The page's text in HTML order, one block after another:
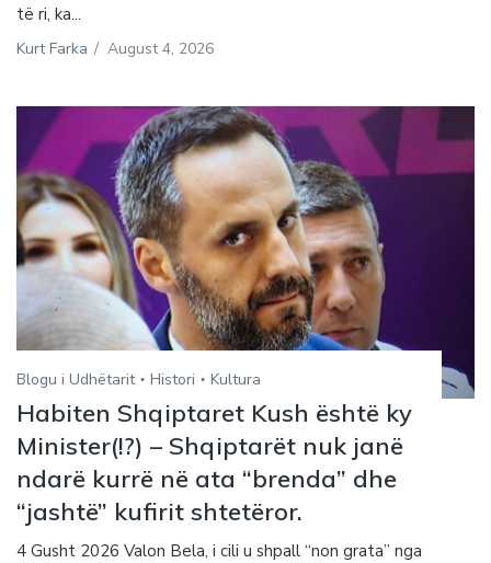
të ri, ka...
Kurt Farka / August 4, 2026
Blogu i Udhëtarit Histori Kultura
Habiten Shqiptaret Kush është ky
Minister(!?) – Shqiptarët nuk janë
ndarë kurrë në ata “brenda” dhe
“jashtë” kufirit shtetëror.
4 Gusht 2026 Valon Bela, i cili u shpall “non grata” nga